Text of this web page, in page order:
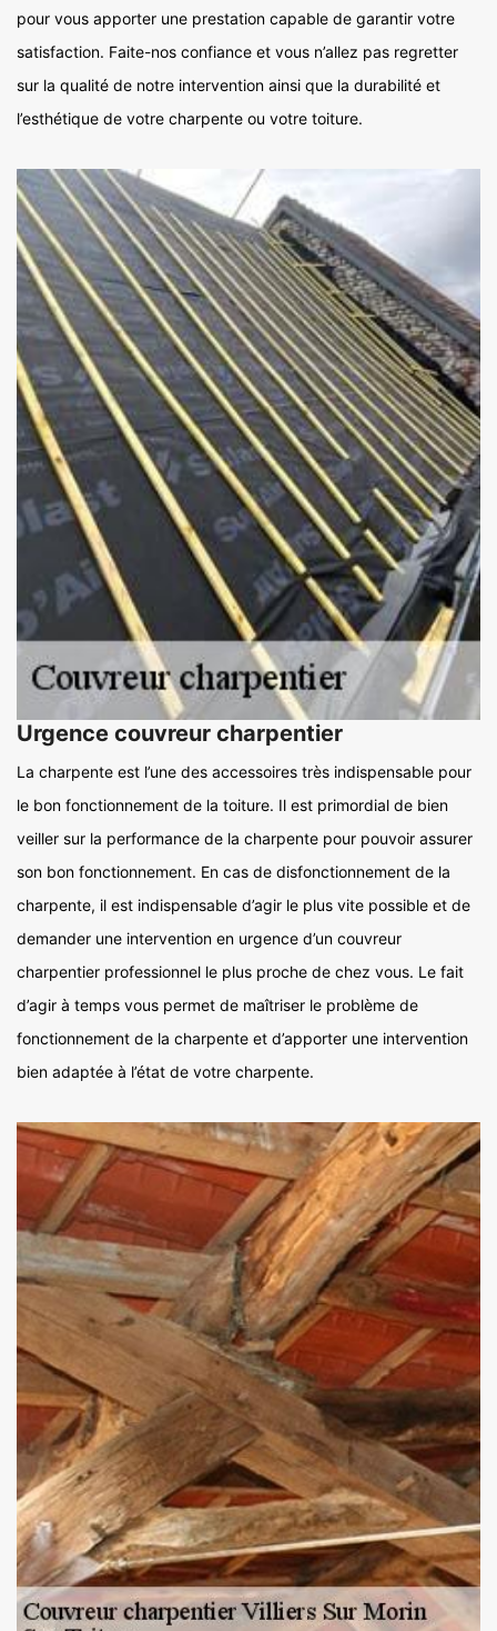
pour vous apporter une prestation capable de garantir votre
satisfaction. Faite-nos confiance et vous n’allez pas regretter
sur la qualité de notre intervention ainsi que la durabilité et
l’esthétique de votre charpente ou votre toiture.
Urgence couvreur charpentier
La charpente est l’une des accessoires très indispensable pour
le bon fonctionnement de la toiture. Il est primordial de bien
veiller sur la performance de la charpente pour pouvoir assurer
son bon fonctionnement. En cas de disfonctionnement de la
charpente, il est indispensable d’agir le plus vite possible et de
demander une intervention en urgence d’un couvreur
charpentier professionnel le plus proche de chez vous. Le fait
d’agir à temps vous permet de maîtriser le problème de
fonctionnement de la charpente et d’apporter une intervention
bien adaptée à l’état de votre charpente.